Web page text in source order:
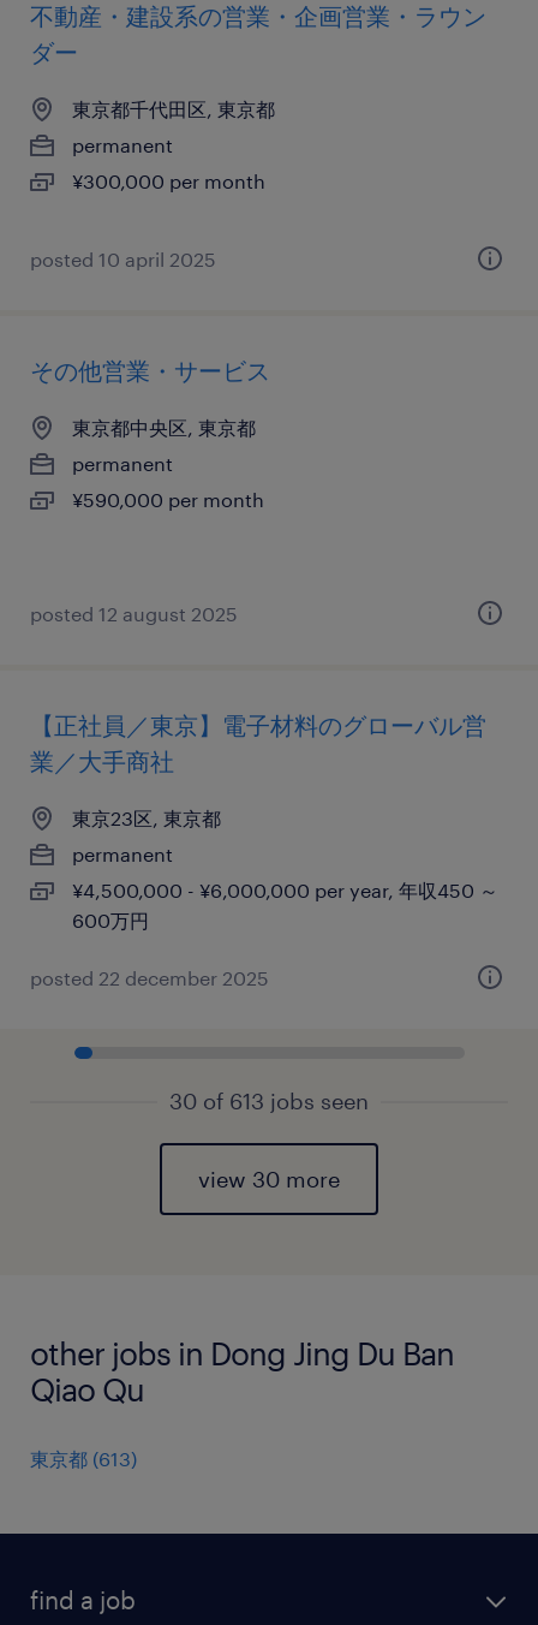
不動産・建設系の営業・企画営業・ラウン
ダー
東京都千代田区, 東京都
permanent
¥300,000 per month
posted 10 april 2025
その他営業・サービス
東京都中央区, 東京都
permanent
¥590,000 per month
posted 12 august 2025
【正社員／東京】電子材料のグローバル営
業／大手商社
東京23区, 東京都
permanent
¥4,500,000 - ¥6,000,000 per year, 年収450 ～
600万円
posted 22 december 2025
30 of 613 jobs seen
view 30 more
other jobs in Dong Jing Du Ban
Qiao Qu
東京都 (613)
find a job